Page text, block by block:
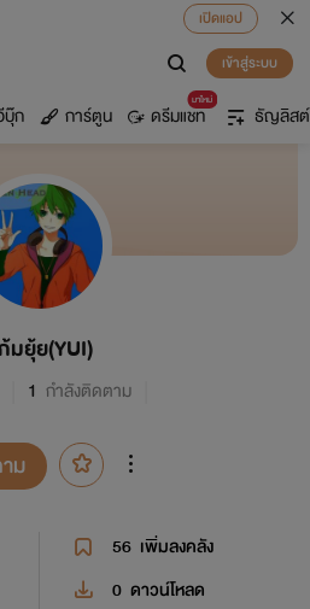
เปิดแอป
เข้าสู่ระบบ
ก การ์ตูน
มาใหม่
ดรีมแชท ธัญลิสต์
มยุ้ย(YUI)
1 กำลังติดตาม
ม
56 เพิ่มลงคลัง
0 ดาวน์โหลด